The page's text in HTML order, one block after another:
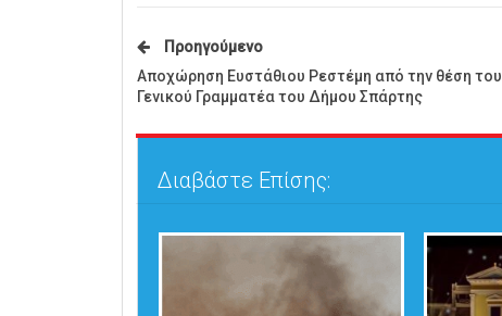
Προηγούμενο
Αποχώρηση Ευστάθιου Ρεστέμη από την θέση του
Γενικού Γραμματέα του Δήμου Σπάρτης
Διαβάστε Επίσης: